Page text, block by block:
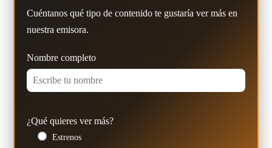
Cuéntanos qué tipo de contenido te gustaría ver más en
nuestra emisora.
Nombre completo
¿Qué quieres ver más?
Estrenos